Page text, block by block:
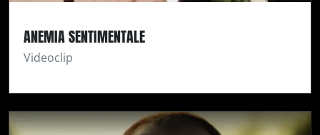
ANEMIA SENTIMENTALE
Videoclip